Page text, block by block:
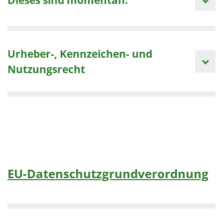
Urheber-, Kennzeichen- und
Nutzungsrecht
EU-Datenschutzgrundverordnung